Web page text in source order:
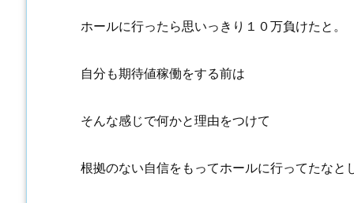
ホールに行ったら思いっきり１０万負けたと。
自分も期待値稼働をする前は
そんな感じで何かと理由をつけて
根拠のない自信をもってホールに行ってたなと